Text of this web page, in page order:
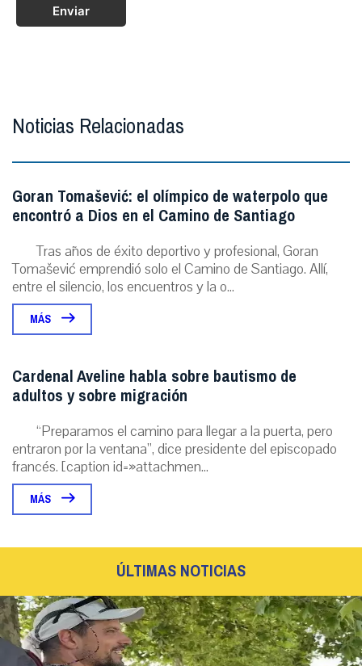
Enviar
Noticias Relacionadas
Goran Tomašević: el olímpico de waterpolo que
encontró a Dios en el Camino de Santiago
Tras años de éxito deportivo y profesional, Goran
Tomašević emprendió solo el Camino de Santiago. Allí,
entre el silencio, los encuentros y la o...
MÁS
Cardenal Aveline habla sobre bautismo de
adultos y sobre migración
“Preparamos el camino para llegar a la puerta, pero
entraron por la ventana”, dice presidente del episcopado
francés. [caption id=»attachmen...
MÁS
ÚLTIMAS NOTICIAS